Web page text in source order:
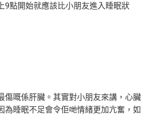
9點開始就應該比小朋友進入睡眠狀
傷嘅係肝臟。其實對小朋友來講，心臟
為睡眠不足會令佢哋情緒更加亢奮，如